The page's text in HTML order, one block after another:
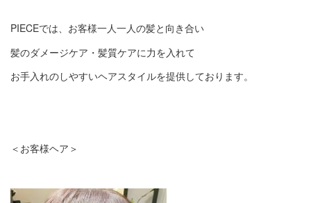
PIECEでは、お客様一人一人の髪と向き合い
髪のダメージケア・髪質ケアに力を入れて
お手入れのしやすいヘアスタイルを提供しております。
＜お客様ヘア＞